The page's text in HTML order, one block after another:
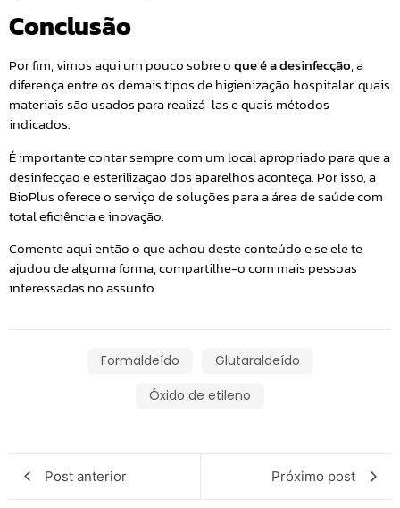
Conclusão
Por fim, vimos aqui um pouco sobre oque é a desinfecção, a
diferença entre os demais tipos de higienização hospitalar, quais
materiais são usados para realizá-las e quais métodos
indicados.
É importante contar sempre com um local apropriado para que a
desinfecção e esterilização dos aparelhos aconteça. Por isso, a
BioPlus oferece o serviço de soluções para a área de saúde com
total eficiência e inovação.
Comente aqui então o que achou deste conteúdo e se ele te
ajudou de alguma forma, compartilhe-o com mais pessoas
interessadas no assunto.
Formaldeído
Glutaraldeído
Óxido de etileno
Post anterior Próximo post